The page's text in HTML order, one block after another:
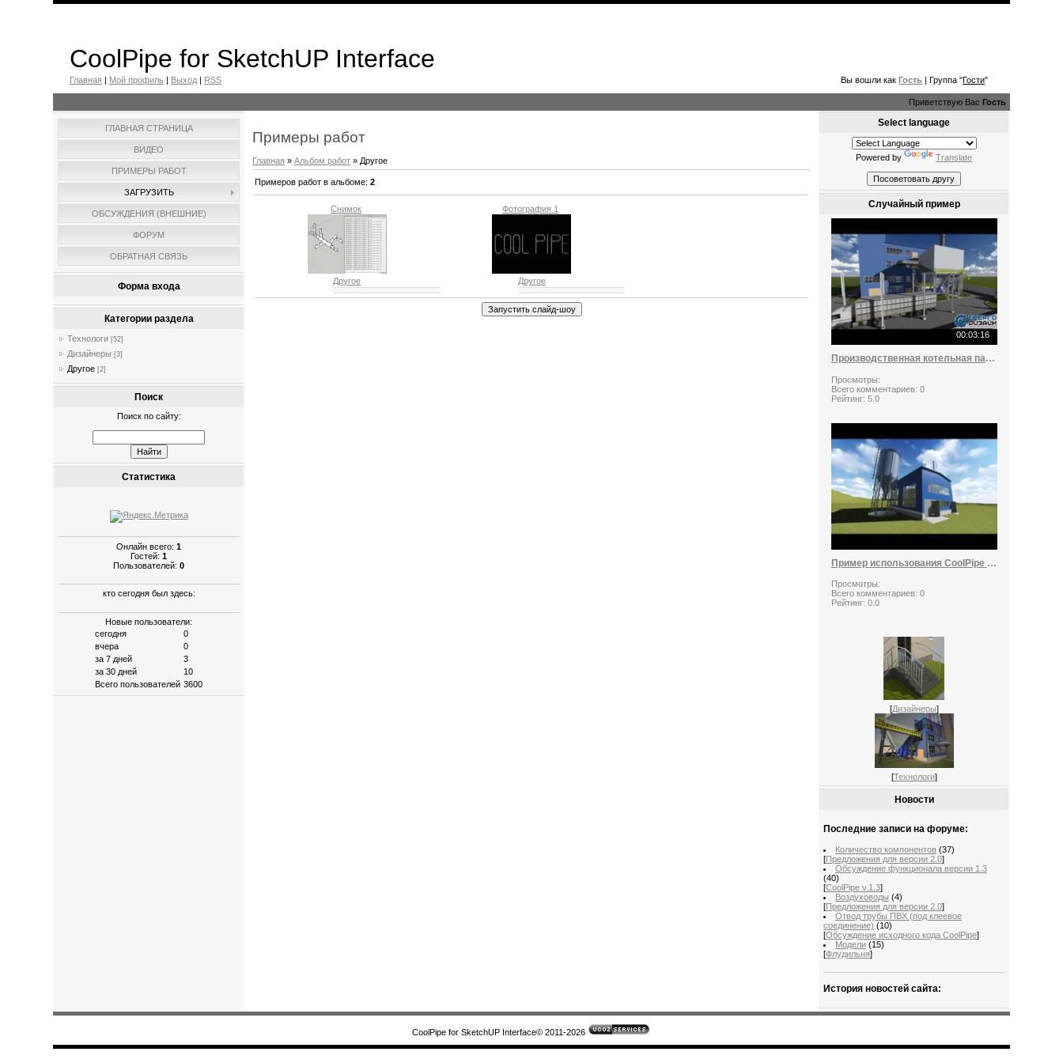
CoolPipe for SketchUP Interface
Главная | Мой профиль | Выход | RSS Вы вошли какГость | Группа "Гости"
Приветствую Вас Гость
ГЛАВНАЯ СТРАНИЦА
ВИДЕО
ПРИМЕРЫ РАБОТ
ЗАГРУЗИТЬ
ОБСУЖДЕНИЯ (ВНЕШНИЕ)
ФОРУМ
ОБРАТНАЯ СВЯЗЬ
Форма входа
Категории раздела
Технологи [52]
Дизайнеры [3]
Другое [2]
Поиск
Поиск по сайту:
Статистика
Онлайн всего:1
Гостей:1
Пользователей:0
кто сегодня был здесь:
Новые пользователи:
сегодня
0
вчера
0
за 7 дней
3
за 30 дней
10
Всего пользователей 3600
Примеры работ
Главная »Альбом работ » Другое
Примеров работ в альбоме:2
Снимок
Другое
Фотография 1
Другое
Select language
Powered by Translate
Случайный пример
00:03:16
Производственная котельная паропроизодительностью 21т/ч
Просмотры:
Всего комментариев: 0
Рейтинг: 5.0
Пример использования CoolPipe 1.3
Просмотры:
Всего комментариев: 0
Рейтинг: 0.0
[Дизайнеры]
[Технологи]
Новости
Последние записи на форуме:
Количество компонентов (37)
[Предложения для версии 2.0]
Обсуждение функционала версии 1.3
(40)
[CoolPipe v.1.3]
Воздуховоды (4)
[Предложения для версии 2.0]
Отвод трубы ПВХ (под клеевое
соединение) (10)
[Обсуждение исходного кода CoolPipe]
Модели (15)
[Флудильня]
История новостей сайта:
CoolPipe for SketchUP Interface© 2011-2026